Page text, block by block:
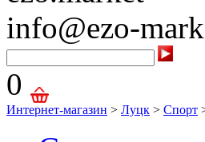
info@ezo-
0
Интернет-магазин > Луцк > Спорт